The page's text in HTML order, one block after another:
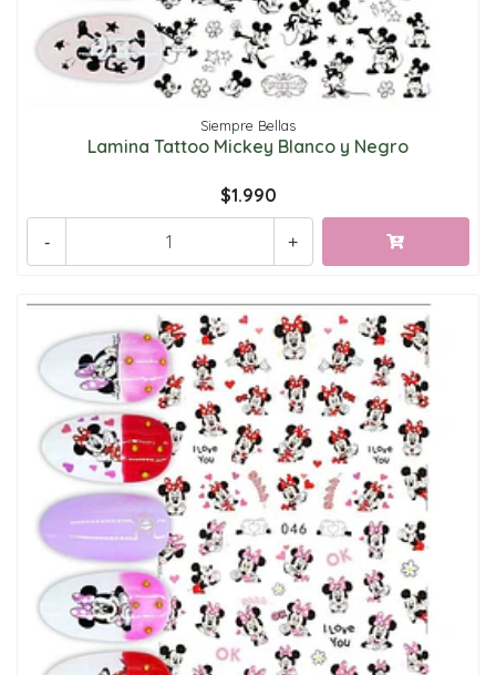
Siempre Bellas
Lamina Tattoo Mickey Blanco y Negro
$1.990
+
-